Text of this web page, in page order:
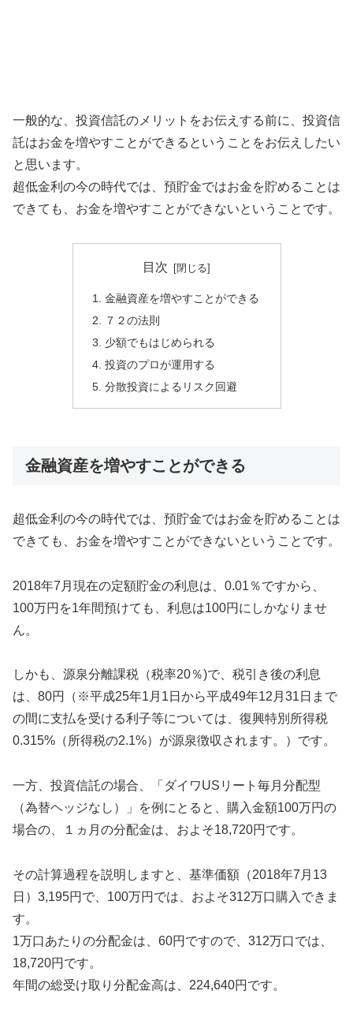
一般的な、投資信託のメリットをお伝えする前に、投資信
託はお金を増やすことができるということをお伝えしたい
と思います。
超低金利の今の時代では、預貯金ではお金を貯めることは
できても、お金を増やすことができないということです。
目次
金融資産を増やすことができる
７２の法則
少額でもはじめられる
投資のプロが運用する
分散投資によるリスク回避
金融資産を増やすことができる
超低金利の今の時代では、預貯金ではお金を貯めることは
できても、お金を増やすことができないということです。
2018年7月現在の定額貯金の利息は、0.01％ですから、
100万円を1年間預けても、利息は100円にしかなりませ
ん。
しかも、源泉分離課税（税率20％)で、税引き後の利息
は、80円（※平成25年1月1日から平成49年12月31日まで
の間に支払を受ける利子等については、復興特別所得税
0.315%（所得税の2.1%）が源泉徴収されます。）です。
一方、投資信託の場合、「ダイワUSリート毎月分配型
（為替ヘッジなし）」を例にとると、購入金額100万円の
場合の、１ヵ月の分配金は、およそ18,720円です。
その計算過程を説明しますと、基準価額（2018年7月13
日）3,195円で、100万円では、およそ312万口購入できま
す。
1万口あたりの分配金は、60円ですので、312万口では、
18,720円です。
年間の総受け取り分配金高は、224,640円です。